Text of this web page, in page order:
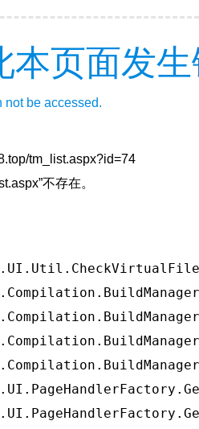
本页面发
not be accessed.
tm_list.aspx?id=74
不存在。